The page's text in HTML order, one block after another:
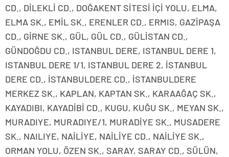
CD., DİLEKLİ CD., DOĞAKENT SİTESİ İÇİ YOLU, ELMA,
ELMA SK., EMİL SK., ERENLER CD., ERMIS, GAZİPAŞA
CD., GİRNE SK., GÜL, GÜL CD., GÜLİSTAN CD.,
GÜNDOĞDU CD., ISTANBUL DERE, ISTANBUL DERE 1,
ISTANBUL DERE 1/1, ISTANBUL DERE 2, İSTANBUL
DERE CD., İSTANBULDERE CD., İSTANBULDERE
MERKEZ SK., KAPLAN, KAPTAN SK., KARAAĞAÇ SK.,
KAYADIBI, KAYADİBİ CD., KUGU, KUĞU SK., MEYAN SK.,
MURADIYE, MURADIYE/1, MURADİYE SK., MUSADERE
SK., NAILIYE, NAİLİYE, NAİLİYE CD., NAİLİYE SK.,
ORMAN YOLU, ÖZEN SK., SARAY, SARAY CD., SÜLÜN,